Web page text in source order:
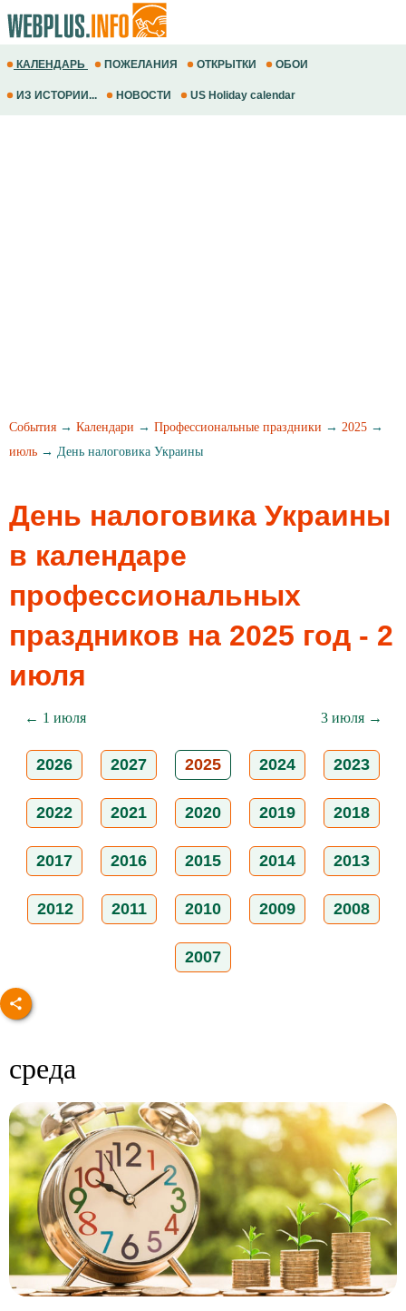
КАЛЕНДАРЬ ПОЖЕЛАНИЯ ОТКРЫТКИ ОБОИ
ИЗ ИСТОРИИ... НОВОСТИ US Holiday calendar
События → Календари → Профессиональные праздники → 2025 →
июль → День налоговика Украины
День налоговика Украины
в календаре
профессиональных
праздников на 2025 год - 2
июля
← 1 июля 3 июля →
2026 2027 2025 2024 2023
2022 2021 2020 2019 2018
2017 2016 2015 2014 2013
2012 2011 2010 2009 2008
2007
среда